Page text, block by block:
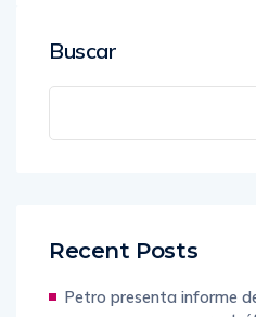
Buscar
Recent Posts
Petro presenta informe